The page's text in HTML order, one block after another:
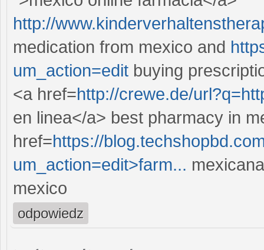
http://
medication from mexico and
um_action=edit buying
<a href=http://crewe.de/
en linea</a> best pharmacy in
href=https://
um_action=edit>farm...
mexico
odpowiedz